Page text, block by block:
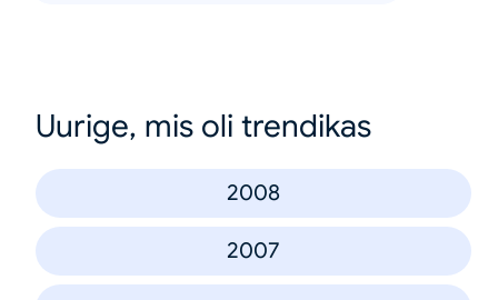
Uurige, mis oli trendikas
2008
2007